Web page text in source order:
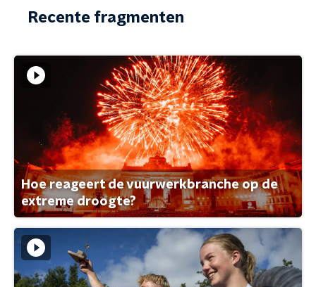
Recente fragmenten
Hoe reageert de vuurwerkbranche op de
extreme droogte?